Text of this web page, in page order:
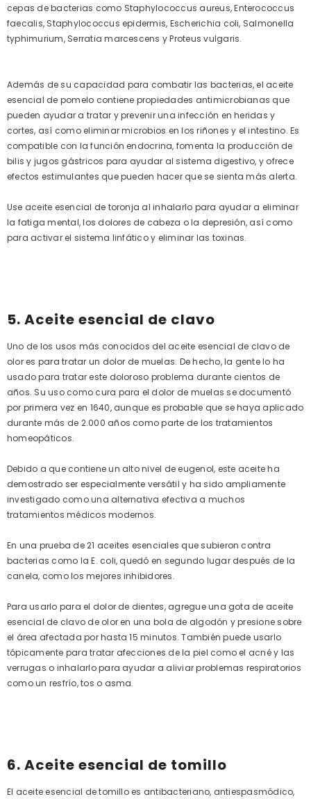
cepas de bacterias como Staphylococcus aureus, Enterococcus
faecalis, Staphylococcus epidermis, Escherichia coli, Salmonella
typhimurium, Serratia marcescens y Proteus vulgaris.
Además de su capacidad para combatir las bacterias, el aceite
esencial de pomelo contiene propiedades antimicrobianas que
pueden ayudar a tratar y prevenir una infección en heridas y
cortes, así como eliminar microbios en los riñones y el intestino. Es
compatible con la función endocrina, fomenta la producción de
bilis y jugos gástricos para ayudar al sistema digestivo, y ofrece
efectos estimulantes que pueden hacer que se sienta más alerta.
Use aceite esencial de toronja al inhalarlo para ayudar a eliminar
la fatiga mental, los dolores de cabeza o la depresión, así como
para activar el sistema linfático y eliminar las toxinas.
5. Aceite esencial de clavo
Uno de los usos más conocidos del aceite esencial de clavo de
olor es para tratar un dolor de muelas. De hecho, la gente lo ha
usado para tratar este doloroso problema durante cientos de
años. Su uso como cura para el dolor de muelas se documentó
por primera vez en 1640, aunque es probable que se haya aplicado
durante más de 2.000 años como parte de los tratamientos
homeopáticos.
Debido a que contiene un alto nivel de eugenol, este aceite ha
demostrado ser especialmente versátil y ha sido ampliamente
investigado como una alternativa efectiva a muchos
tratamientos médicos modernos.
En una prueba de 21 aceites esenciales que subieron contra
bacterias como la E. coli, quedó en segundo lugar después de la
canela, como los mejores inhibidores.
Para usarlo para el dolor de dientes, agregue una gota de aceite
esencial de clavo de olor en una bola de algodón y presione sobre
el área afectada por hasta 15 minutos. También puede usarlo
tópicamente para tratar afecciones de la piel como el acné y las
verrugas o inhalarlo para ayudar a aliviar problemas respiratorios
como un resfrío, tos o asma.
6. Aceite esencial de tomillo
El aceite esencial de tomillo es antibacteriano, antiespasmódico,